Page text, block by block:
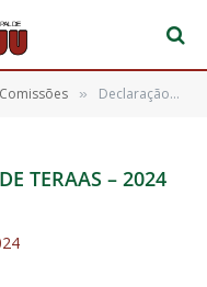
» Declaração Comissão de Teraas – 2024
TERAAS – 2024